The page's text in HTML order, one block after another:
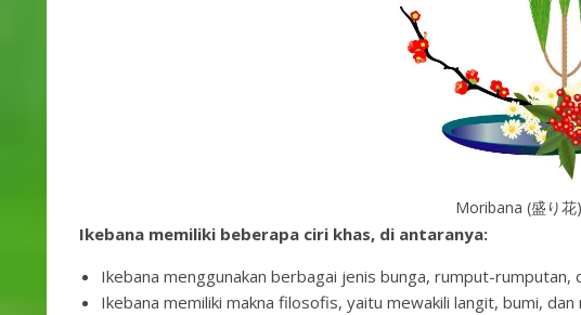
Moribana (盛り花)
Ikebana memiliki beberapa ciri khas, di antaranya:
Ikebana menggunakan berbagai jenis bunga, rumput-rumputan,
Ikebana memiliki makna filosofis, yaitu mewakili langit, bumi, dan